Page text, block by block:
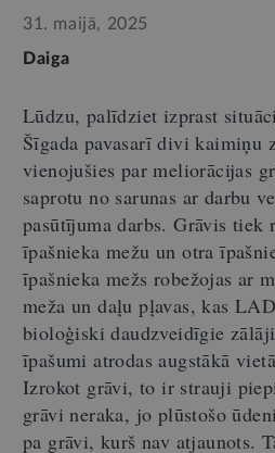
31. maijā, 2025
Daiga
Lūdzu, palīdziet izprast
Šīgada pavasarī divi kaimiņu
vienojušies par meliorācijas
saprotu no sarunas ar darbu
pasūtījuma darbs. Grāvis tiek
īpašnieka mežu un otra
īpašnieka mežs robežojas ar
meža un daļu pļavas, kas
bioloģiski daudzveidīgie
īpašumi atrodas augstākā
Izrokot grāvi, to ir strauji
grāvi neraka, jo plūstošo
pa grāvi, kurš nav atjaunots.